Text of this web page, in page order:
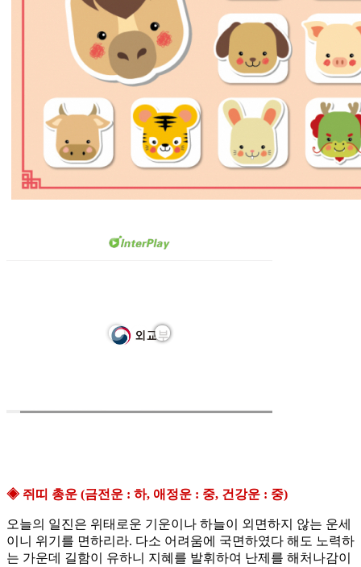
◈ 쥐띠 총운 (금전운 : 하, 애정운 : 중, 건강운 : 중)
오늘의 일진은 위태로운 기운이나 하늘이 외면하지 않는 운세
이니 위기를 면하리라. 다소 어려움에 국면하였다 해도 노력하
는 가운데 길함이 유하니 지혜를 발휘하여 난제를 해처나감이